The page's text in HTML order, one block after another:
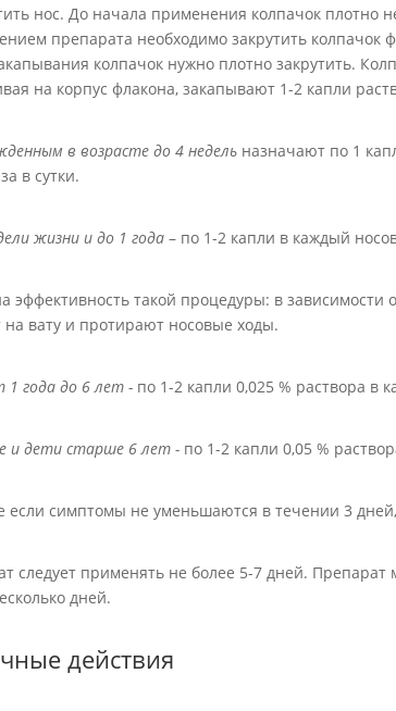
нос. До начала применения колпачок плотно
препарата необходимо закрутить колпачок
колпачок нужно плотно закрутить.
на корпус флакона, закапывают 1-2 капли
в возрасте до 4 недель назначают по 1
в сутки.
жизни и до 1 года – по 1-2 капли в каждый
эффективность такой процедуры: в зависимости
на вату и протирают носовые ходы.
года до 6 лет - по 1-2 капли 0,025 % раствора в
и дети старше 6 лет - по 1-2 капли 0,05 %
если симптомы не уменьшаются в течении 3 дней,
следует применять не более 5-7 дней.
дней.
действия